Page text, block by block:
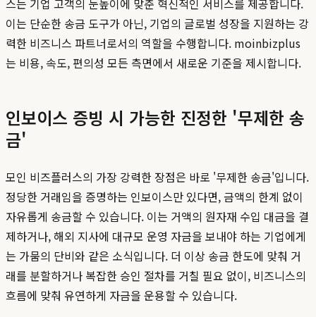
스는 기업 고객의 눈높이에 맞춘 혁신적인 서비스를 제공합니다.
이는 단순한 송금 도구가 아닌, 기업의 글로벌 성장을 지원하는 강
력한 비즈니스 파트너로서의 역할을 수행합니다. moinbizplus
는 비용, 속도, 편의성 모든 측면에서 새로운 기준을 제시합니다.
인보이스 증빙 시 가능한 진정한 '무제한 송
금'
모인 비즈플러스의 가장 강력한 장점은 바로 '무제한 송금'입니다.
정당한 거래임을 증명하는 인보이스만 있다면, 금액의 한계 없이
자유롭게 송금할 수 있습니다. 이는 거액의 원자재 수입 대금을 결
제하거나, 해외 지사에 대규모 운영 자금을 보내야 하는 기업에게
는 가뭄의 단비와 같은 소식입니다. 더 이상 송금 한도에 맞춰 거
래를 분할하거나 복잡한 승인 절차를 거칠 필요 없이, 비즈니스의
흐름에 맞춰 유연하게 자금을 운용할 수 있습니다.